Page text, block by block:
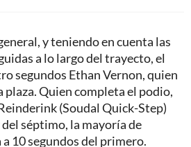
y teniendo en cuenta las
a lo largo del trayecto, el
segundos Ethan Vernon, quien
plaza. Quien completa el podio,
(Soudal Quick-Step)
séptimo, la mayoría de
10 segundos del primero.